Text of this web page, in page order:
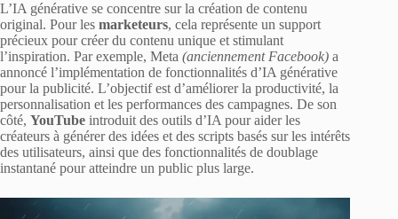
L’IA générative se concentre sur la création de contenu
original. Pour les marketeurs, cela représente un support
précieux pour créer du contenu unique et stimulant
l’inspiration. Par exemple, Meta (anciennement Facebook) a
annoncé l’implémentation de fonctionnalités d’IA générative
pour la publicité. L’objectif est d’améliorer la productivité, la
personnalisation et les performances des campagnes. De son
côté, YouTube introduit des outils d’IA pour aider les
créateurs à générer des idées et des scripts basés sur les intérêts
des utilisateurs, ainsi que des fonctionnalités de doublage
instantané pour atteindre un public plus large.